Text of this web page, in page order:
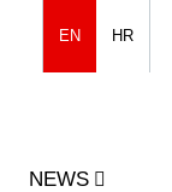
EN HR
NEWS